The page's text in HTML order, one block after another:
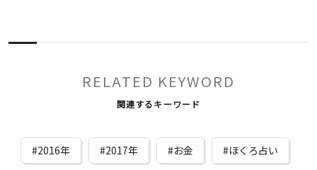
RELATED KEYWORD
関連するキーワード
2016年 2017年 お金 ほくろ占い